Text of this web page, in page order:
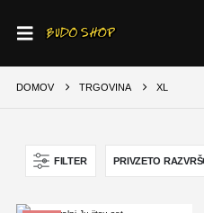
DOMOV TRGOVINA XL
FILTER